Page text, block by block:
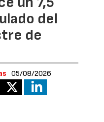
del
de
05/08/2026